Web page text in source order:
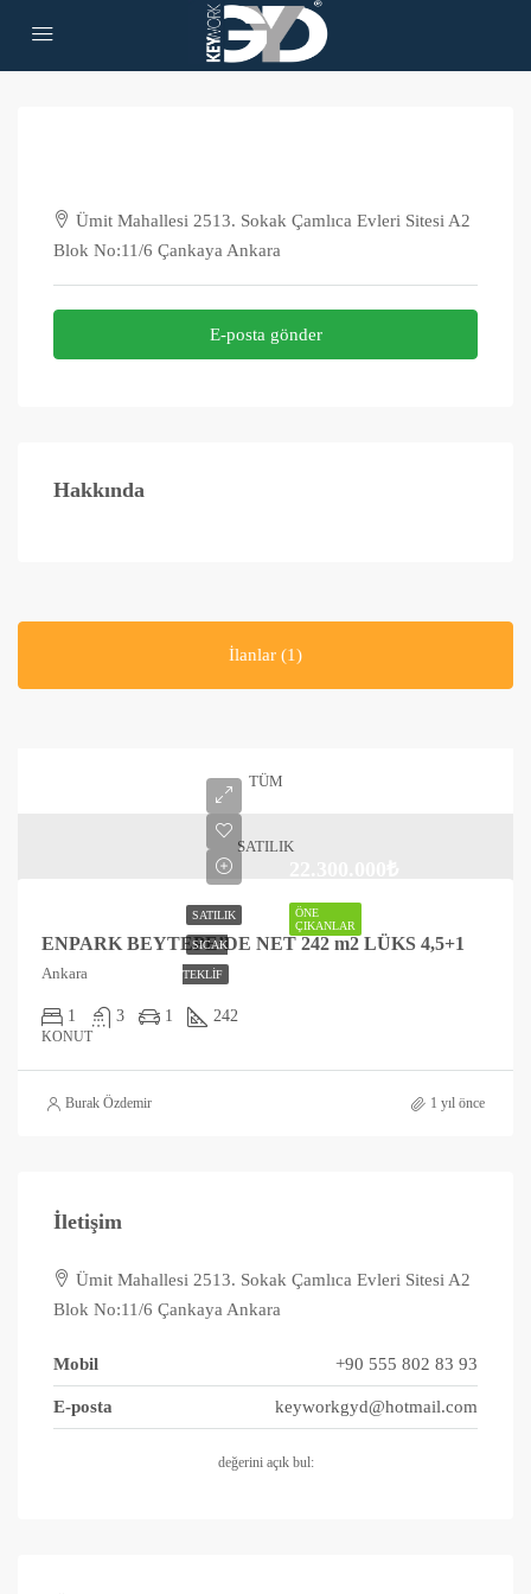
Ümit Mahallesi 2513. Sokak Çamlıca Evleri Sitesi A2
Blok No:11/6 Çankaya Ankara
E-posta gönder
Hakkında
İlanlar (1)
TÜM
SATILIK
ÖNE
ÇIKANLAR
SATILIK
SICAK
TEKLIF
ENPARK BEYTEPE’DE NET 242 m2 LÜKS 4,5+1
Ankara
1 3 1 242
KONUT
Burak Özdemir 1 yıl önce
İletişim
Ümit Mahallesi 2513. Sokak Çamlıca Evleri Sitesi A2
Blok No:11/6 Çankaya Ankara
Mobil +90 555 802 83 93
E-posta keyworkgyd@hotmail.com
değerini açık bul: